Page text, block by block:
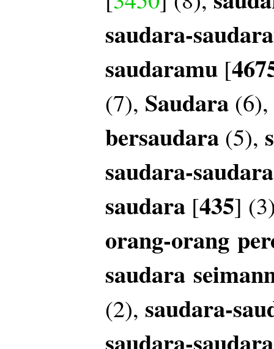
saudara-
saudaramu [
(7), Saudara (6),
bersaudara (5),
saudara-
saudara [435]
orang-orang
saudara
(2), saudara-